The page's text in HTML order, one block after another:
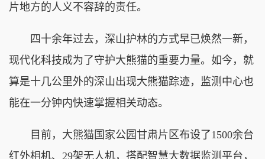
片地方的人义不容辞的责任。
四十余年过去，深山护林的方式早已焕然一新，
现代化科技成为了守护大熊猫的重要力量。如今，就
算是十几公里外的深山出现大熊猫踪迹，监测中心也
能在一分钟内快速掌握相关动态。
目前，大熊猫国家公园甘肃片区布设了1500余台
红外相机、29架无人机，搭配智慧大数据监测平台，